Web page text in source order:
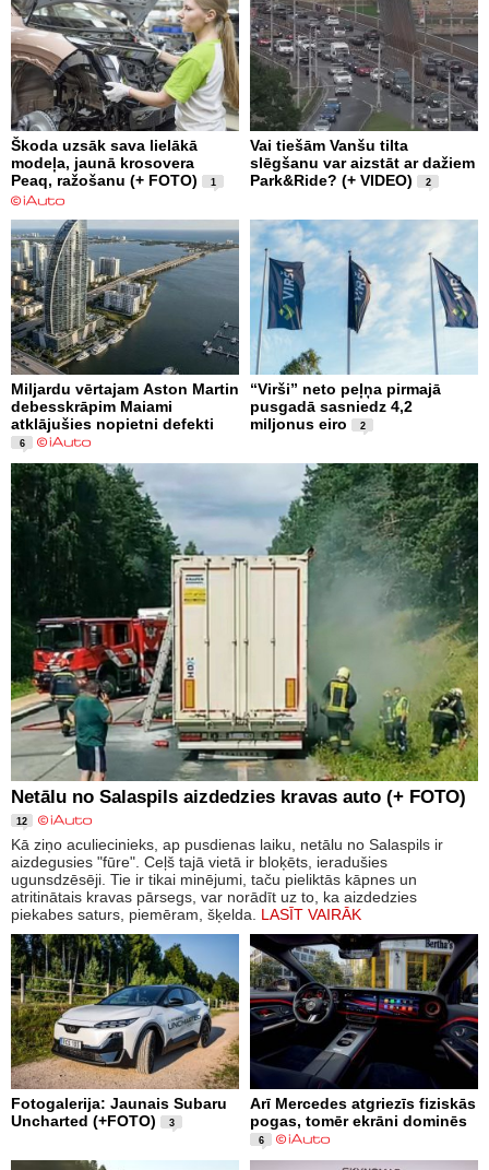
Škoda uzsāk sava lielākā
modeļa, jaunā krosovera
Peaq, ražošanu (+ FOTO)
1
Vai tiešām Vanšu tilta
slēgšanu var aizstāt ar dažiem
Park&Ride? (+ VIDEO)
2
Miljardu vērtajam Aston Martin
debesskrāpim Maiami
atklājušies nopietni defekti
6
“Virši” neto peļņa pirmajā
pusgadā sasniedz 4,2
miljonus eiro
2
Netālu no Salaspils aizdedzies kravas auto (+ FOTO)
12
Kā ziņo aculiecinieks, ap pusdienas laiku, netālu no Salaspils ir
aizdegusies "fūre". Ceļš tajā vietā ir bloķēts, ieradušies
ugunsdzēsēji. Tie ir tikai minējumi, taču pieliktās kāpnes un
atritinātais kravas pārsegs, var norādīt uz to, ka aizdedzies
piekabes saturs, piemēram, šķelda. LASĪT VAIRĀK
Fotogalerija: Jaunais Subaru
Uncharted (+FOTO)
3
Arī Mercedes atgriezīs fiziskās
pogas, tomēr ekrāni dominēs
6